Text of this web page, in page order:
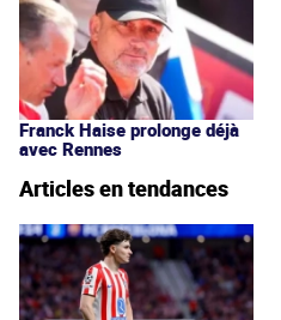
Franck Haise prolonge déjà
avec Rennes
Articles en tendances